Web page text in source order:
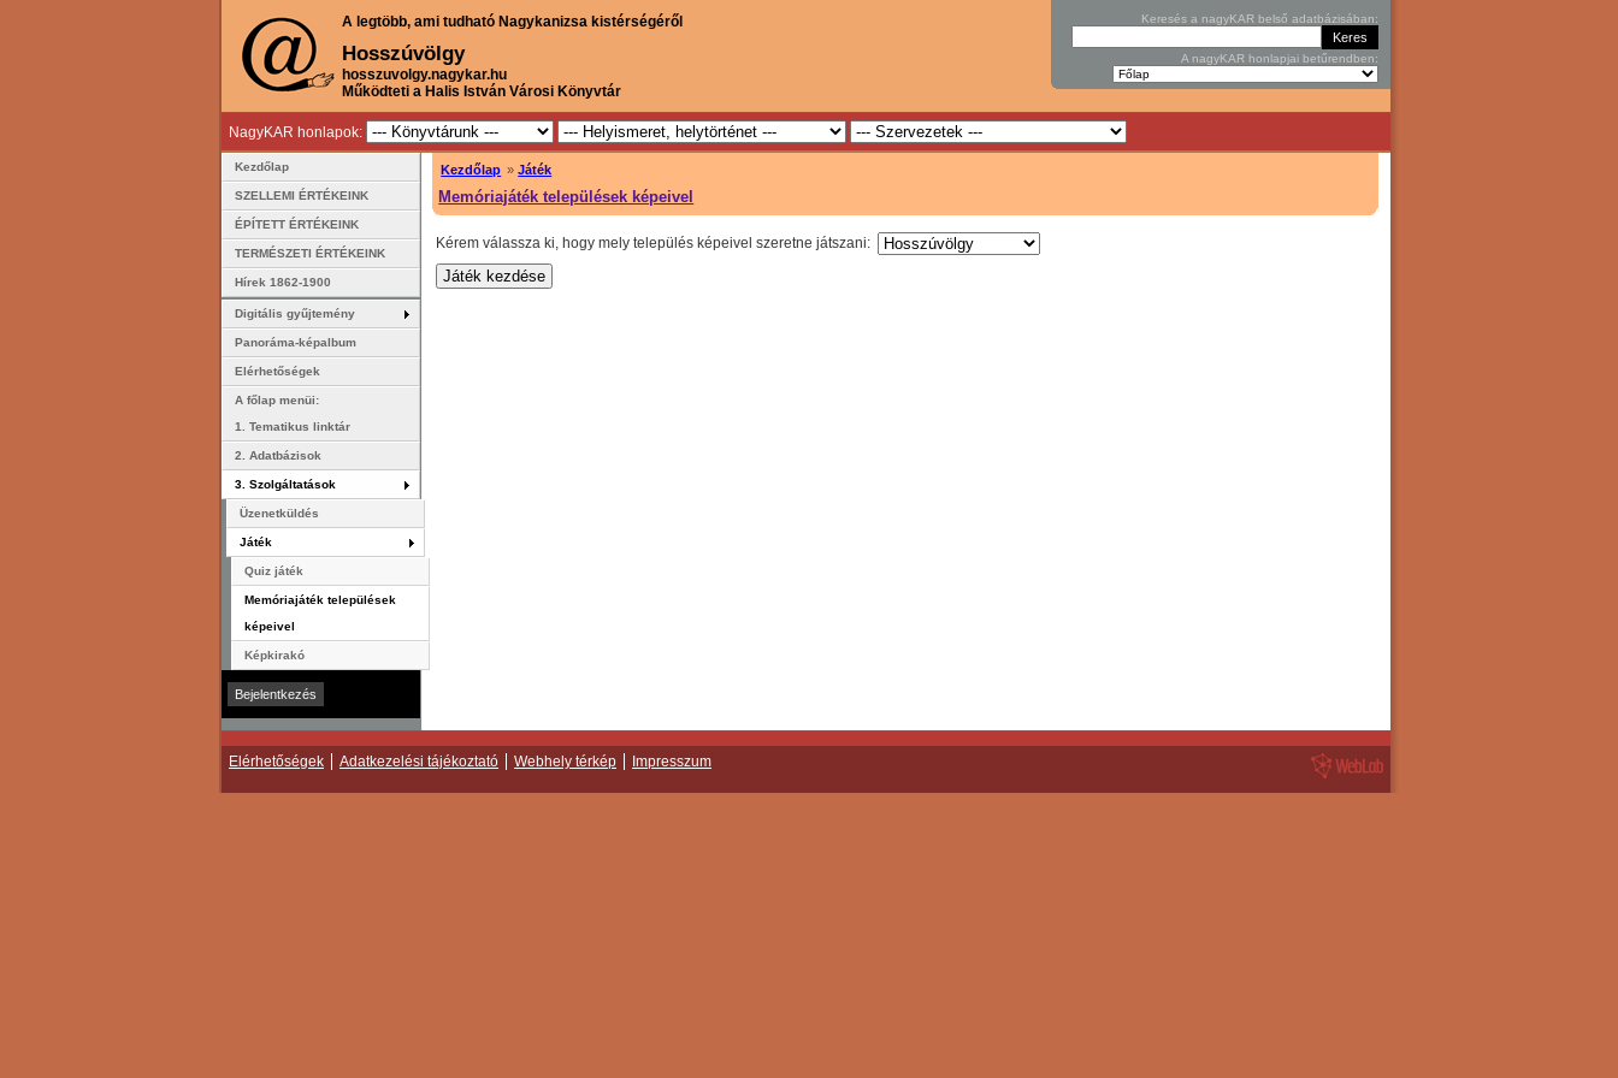
A legtöbb, ami tudható Nagykanizsa kistérségéről
Hosszúvölgy
hosszuvolgy.nagykar.hu
Működteti a Halis István Városi Könyvtár
Keresés a nagyKAR belső adatbázisában:
A nagyKAR honlapjai betűrendben:
NagyKAR honlapok:
Kezdőlap »Játék
Memóriajáték települések képeivel
Kérem válassza ki, hogy mely település képeivel szeretne játszani:
Kezdőlap
SZELLEMI ÉRTÉKEINK
ÉPÍTETT ÉRTÉKEINK
TERMÉSZETI ÉRTÉKEINK
Hírek 1862-1900
Digitális gyűjtemény
Panoráma-képalbum
Elérhetőségek
A főlap menüi:
1. Tematikus linktár
2. Adatbázisok
3. Szolgáltatások
Üzenetküldés
Játék
Quiz játék
Memóriajáték települések
képeivel
Képkirakó
Elérhetőségek Adatkezelési tájékoztató Webhely térkép Impresszum